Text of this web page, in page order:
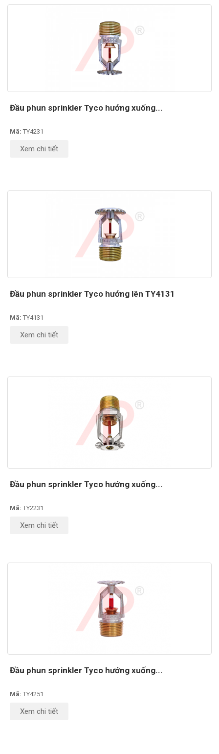
Đầu phun sprinkler Tyco hướng xuống...
Mã: TY4231
Xem chi tiết
Đầu phun sprinkler Tyco hướng lên TY4131
Mã: TY4131
Xem chi tiết
Đầu phun sprinkler Tyco hướng xuống...
Mã: TY2231
Xem chi tiết
Đầu phun sprinkler Tyco hướng xuống...
Mã: TY4251
Xem chi tiết